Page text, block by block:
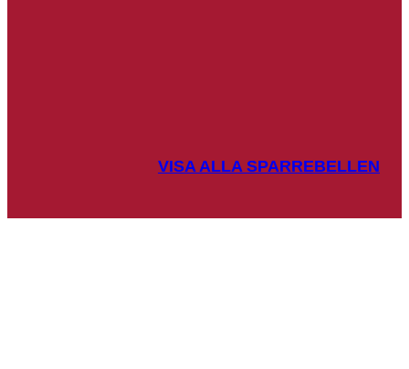
VISA ALLA SPARREBELLEN